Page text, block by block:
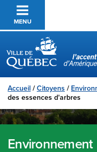
Passer au contenu
MENU
Ville de Québec
Accueil /Citoyens /
des essences d'arbres
Environnement